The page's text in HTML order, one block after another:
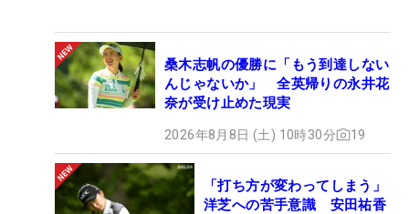
桑木志帆の優勝に「もう到達しない
んじゃないか」 全英帰りの永井花
奈が受け止めた現実
2026年8月8日 (土) 10時30分 19
「打ち方が変わってしまう」
洋芝への苦手意識 安田祐香